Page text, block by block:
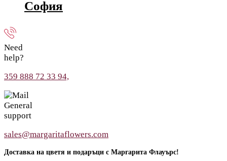
София
Need
help?
359 888 72 33 94,
General
support
sales@margaritaflowers.com
Доставка на цветя и подаръци с Маргарита Флауърс!